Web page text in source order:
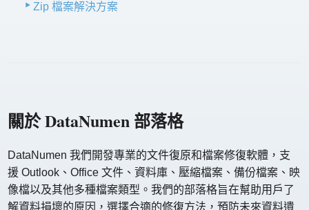
Zip 檔案解決方案
關於 DataNumen 部落格
DataNumen 我們開發專業的文件復原和檔案修復軟體，支
援 Outlook、Office 文件、資料庫、壓縮檔案、備份檔案、映
像檔以及其他多種檔案類型。我們的部落格旨在幫助用戶了
解資料損壞的原因，選擇合適的修復方法，預防未來資料遺